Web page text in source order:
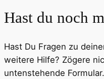
Hast du noch
Hast Du Fragen zu
weitere Hilfe? Zögere
untenstehende